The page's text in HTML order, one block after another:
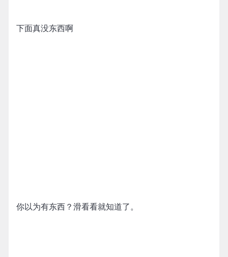
下面真没东西啊
你以为有东西？滑看看就知道了。